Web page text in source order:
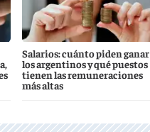
Salarios: cuánto piden ganar
los argentinos y qué puestos
tienen las remuneraciones
más altas